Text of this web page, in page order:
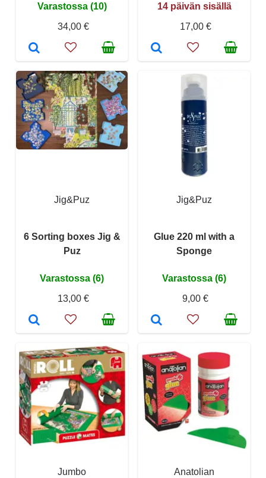
Varastossa (10)
34,00 €
14 päivän sisällä
17,00 €
Jig&Puz
6 Sorting boxes Jig &
Puz
Varastossa (6)
13,00 €
Jig&Puz
Glue 220 ml with a
Sponge
Varastossa (6)
9,00 €
Jumbo Anatolian